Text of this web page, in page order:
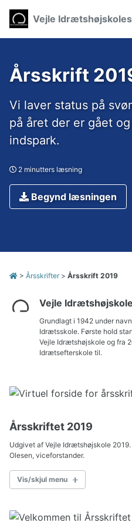
Skip
primary
Skip
content
Skip
footer
Vejle
Årsskrift
Vi laver status på
på året der er gået
indspark.
2 minutters læsning
Begynd læsningen
> Årsskrifter > Årsskrift 2019
Vejle Idrætshøjskole
Grundlagt i 1942 under
Idrætsskole. Første hold
Vejle Idrætshøjskole og fra
Idrætsefterskole til.
Årsskriftet 2019
Udgivet af Vejle Idrætshøjskole
Olesen, viceforstander.
Vis/skjul menu